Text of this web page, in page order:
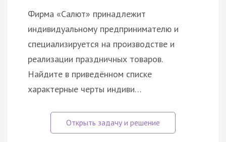
Фирма «Салют» принадлежит
индивидуальному предпринимателю и
специализируется на производстве и
реализации праздничных товаров.
Найдите в приведённом списке
характерные черты индиви…